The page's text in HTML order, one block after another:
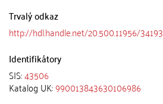
Trvalý odkaz
http://hdl.handle.net/20.500.11956/34193
Identifikátory
SIS:43506
Katalog UK:990013843630106986